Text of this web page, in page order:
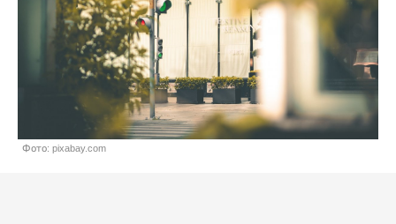
Фото: pixabay.com